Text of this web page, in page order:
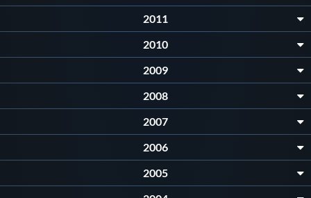
2011
2010
2009
2008
2007
2006
2005